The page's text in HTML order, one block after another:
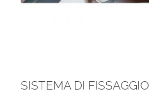
SISTEMA DI FISSAGGIO